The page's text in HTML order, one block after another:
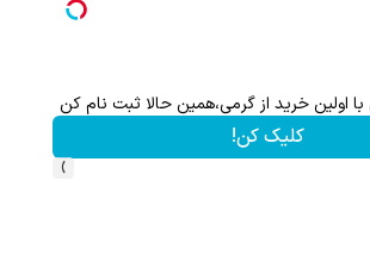
کلیک کن!
›